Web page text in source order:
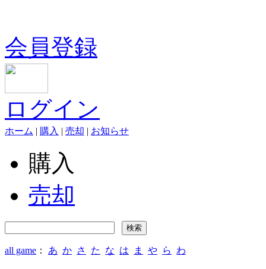
会員登録
ログイン
ホーム | 購入 | 売却 | お知らせ
購入
売却
all game ： あ か さ た な は ま や ら わ